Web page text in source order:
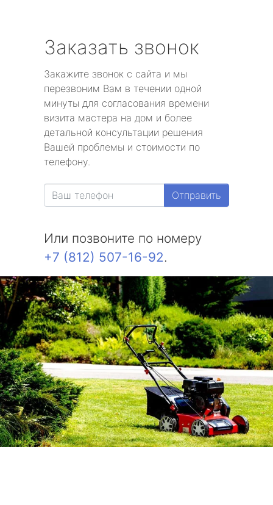
Заказать звонок
Закажите звонок с сайта и мы
перезвоним Вам в течении одной
минуты для согласования времени
визита мастера на дом и более
детальной консультации решения
Вашей проблемы и стоимости по
телефону.
Отправить
Или позвоните по номеру
+7 (812) 507-16-92.